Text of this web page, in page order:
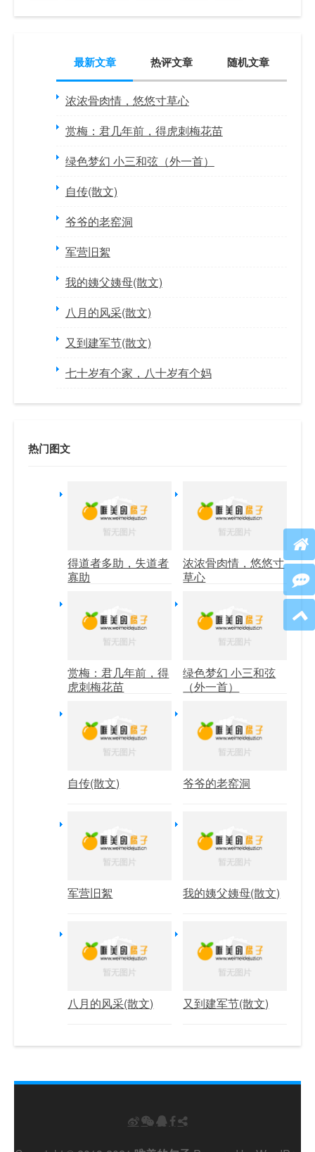
最新文章 热评文章 随机文章
浓浓骨肉情，悠悠寸草心
赏梅：君几年前，得虎刺梅花苗
绿色梦幻 小三和弦（外一首）
自传(散文)
爷爷的老窑洞
军营旧絮
我的姨父姨母(散文)
八月的风采(散文)
又到建军节(散文)
七十岁有个家，八十岁有个妈
热门图文
得道者多助，失道者
寡助
浓浓骨肉情，悠悠寸
草心
赏梅：君几年前，得
虎刺梅花苗
绿色梦幻 小三和弦
（外一首）
自传(散文) 爷爷的老窑洞
军营旧絮 我的姨父姨母(散文)
八月的风采(散文) 又到建军节(散文)